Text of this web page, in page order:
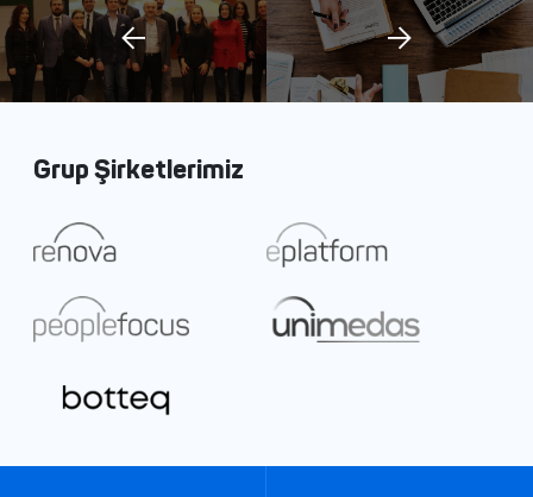
Grup Şirketlerimiz